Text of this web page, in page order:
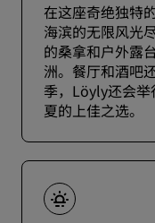
在这座奇绝独特
海滨的无限风光
的桑拿和户外露
洲。餐厅和酒吧
季，Löyly还会
夏的上佳之选。